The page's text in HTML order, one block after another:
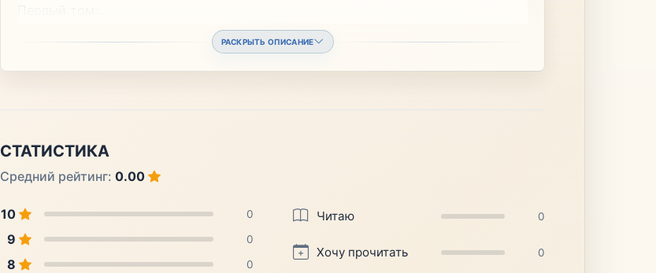
РАСКРЫТЬ ОПИСАНИЕ
СТАТИСТИКА
Средний рейтинг: 0.00
10 0
9 0
8 0
Читаю 0
Хочу прочитать 0